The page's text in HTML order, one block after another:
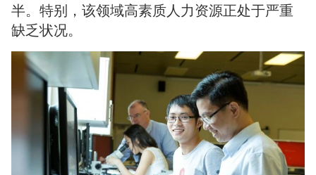
半。特别，该领域高素质人力资源正处于严重
缺乏状况。